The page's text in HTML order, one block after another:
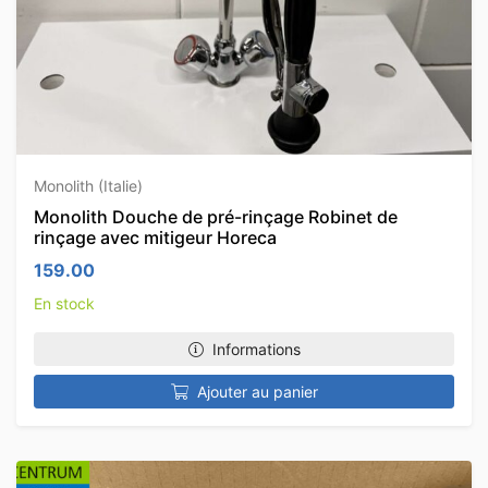
Monolith (Italie)
Monolith Douche de pré-rinçage Robinet de
rinçage avec mitigeur Horeca
159.00
En stock
Informations
Ajouter au panier